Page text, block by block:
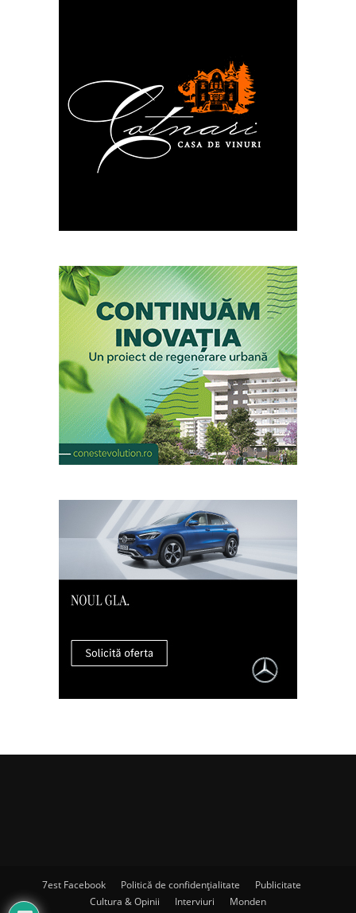
7est Facebook Politică de confidențialitate
Publicitate
Cultura & Opinii
Interviuri Monden